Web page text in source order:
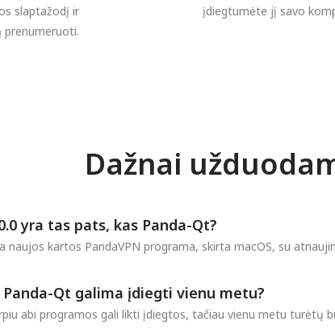
slaptažodį ir
prenumeruoti.
įdiegtumėte jį savo
Dažnai
yra tas pats, kas Panda-Qt?
naujos kartos PandaVPN programa, skirta macOS, su
Qt galima įdiegti vienu metu?
abi programos gali likti įdiegtos, tačiau vienu metu turėtų